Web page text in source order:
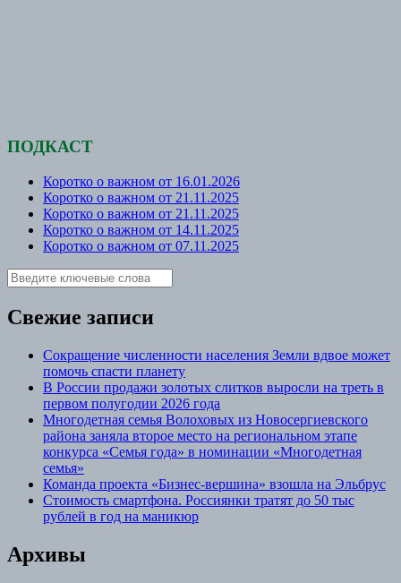
ПОДКАСТ
Коротко о важном от 16.01.2026
Коротко о важном от 21.11.2025
Коротко о важном от 21.11.2025
Коротко о важном от 14.11.2025
Коротко о важном от 07.11.2025
Свежие записи
Сокращение численности населения Земли вдвое может
помочь спасти планету
В России продажи золотых слитков выросли на треть в
первом полугодии 2026 года
Многодетная семья Волоховых из Новосергиевского
района заняла второе место на региональном этапе
конкурса «Семья года» в номинации «Многодетная
семья»
Команда проекта «Бизнес‑вершина» взошла на Эльбрус
Стоимость смартфона. Россиянки тратят до 50 тыс
рублей в год на маникюр
Архивы